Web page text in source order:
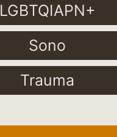
LGBTQIAPN+
Sono
Trauma